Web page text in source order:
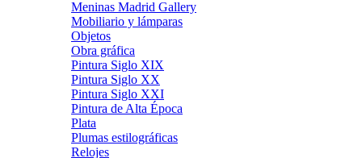
Meninas Madrid Gallery
Mobiliario y lámparas
Objetos
Obra gráfica
Pintura Siglo XIX
Pintura Siglo XX
Pintura Siglo XXI
Pintura de Alta Época
Plata
Plumas estilográficas
Relojes